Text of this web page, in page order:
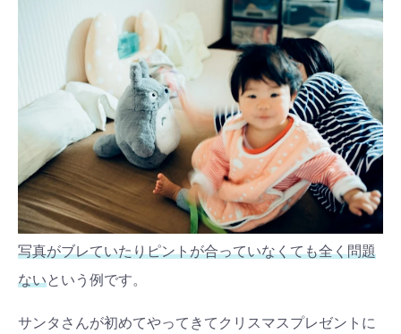
写真がブレていたりピントが合っていなくても全く問題
ないという例です。
サンタさんが初めてやってきてクリスマスプレゼントに